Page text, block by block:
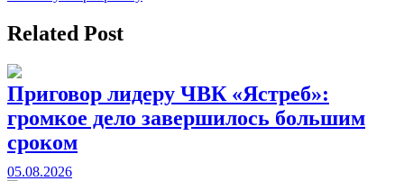
Related Post
Приговор лидеру ЧВК «Ястреб»:
громкое дело завершилось большим
сроком
05.08.2026